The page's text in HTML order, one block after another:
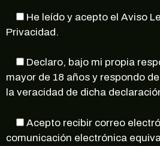
He leído y acepto el Aviso
Privacidad.
Declaro, bajo mi propia
mayor de 18 años y respondo
la veracidad de dicha
Acepto recibir correo
comunicación electrónica